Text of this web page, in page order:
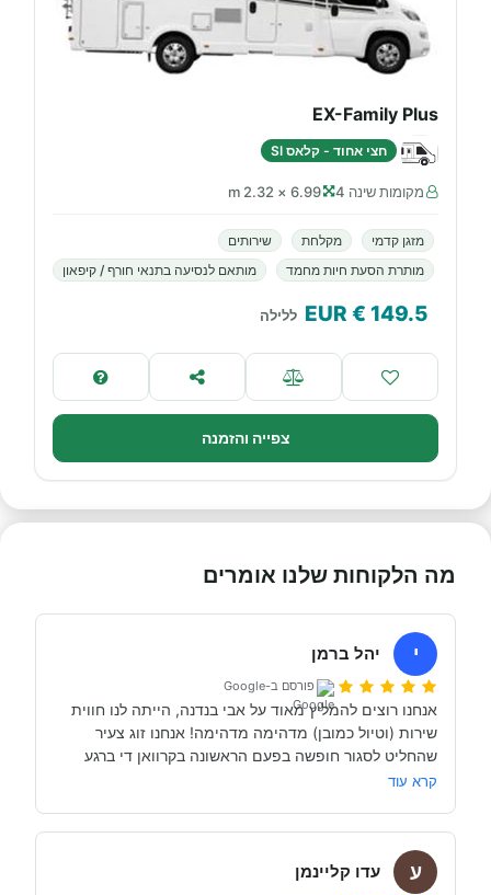
EX-Family Plus
חצי אחוד - קלאס SI
מקומות שינה 4 6.99 × 2.32 m
מזגן קדמי מקלחת
שירותים
מותרת הסעת חיות מחמד
מותאם לנסיעה בתנאי חורף / קיפאון
149.5
€ EUR ללילה
צפייה והזמנה
מה הלקוחות שלנו אומרים
י יהל ברמן
פורסם ב-Google
קרא עוד
ע עדו קליינמן